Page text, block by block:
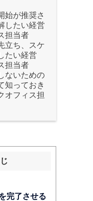
始が推奨さ
したい経営
担当者
立ち、スケ
たい経営
担当者
ないための
知っておき
オフィス担
完了させる